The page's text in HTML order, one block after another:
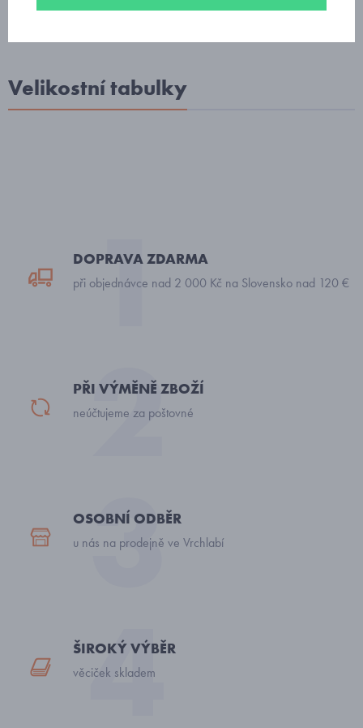
Velikostní tabulky
DOPRAVA ZDARMA
při objednávce nad 2 000 Kč na Slovensko nad 120 €
PŘI VÝMĚNĚ ZBOŽÍ
neúčtujeme za poštovné
OSOBNÍ ODBĚR
u nás na prodejně ve Vrchlabí
ŠIROKÝ VÝBĚR
věciček skladem